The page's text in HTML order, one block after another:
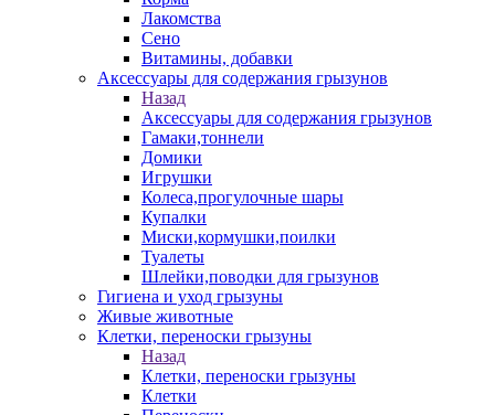
Лакомства
Сено
Витамины, добавки
Аксессуары для содержания грызунов
Назад
Аксессуары для содержания грызунов
Гамаки,тоннели
Домики
Игрушки
Колеса,прогулочные шары
Купалки
Миски,кормушки,поилки
Туалеты
Шлейки,поводки для грызунов
Гигиена и уход грызуны
Живые животные
Клетки, переноски грызуны
Назад
Клетки, переноски грызуны
Клетки